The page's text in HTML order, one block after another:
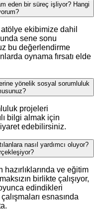
eden bir süreç işliyor? Hangi
ekibimize dahil
sene sonu
bu değerlendirme
oynama fırsatı elde
yönelik sosyal sorumluluk
projeleri
bilgi almak için
edebilirsiniz.
nasıl yardımcı oluyor?
ve eğitim
birlikte çalışıyor,
edindikleri
esnasında